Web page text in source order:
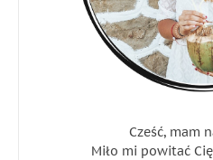
Cześć, mam
Miło mi powitać